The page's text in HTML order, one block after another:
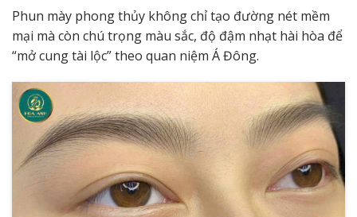
Phun mày phong thủy không chỉ tạo đường nét mềm
mại mà còn chú trọng màu sắc, độ đậm nhạt hài hòa để
“mở cung tài lộc” theo quan niệm Á Đông.